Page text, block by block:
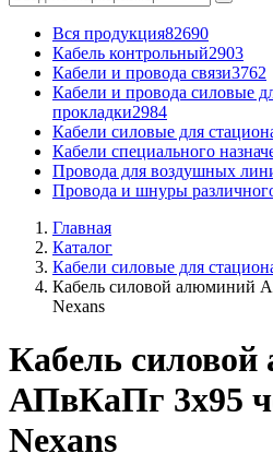
Вся продукция82690
Кабель контрольный2903
Кабели и провода связи3762
Кабели и провода силовые
прокладки2984
Кабели силовые для
Кабели специального
Провода для воздушных
Провода и шнуры
Главная
Каталог
Кабели силовые для
Кабель силовой алюминий
Nexans
Кабель
АПвКаПг 3x95
Nexans